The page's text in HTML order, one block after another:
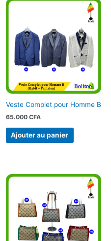
Veste Complet pour Homme B
65.000 CFA
Ajouter au panier